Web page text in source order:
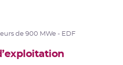
de 900 MWe - EDF